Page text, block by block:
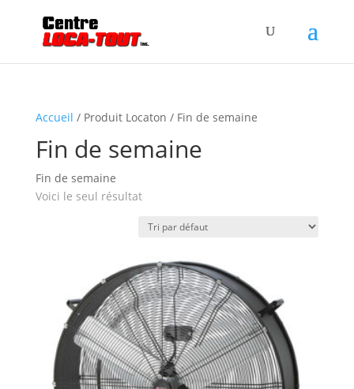
Accueil / Produit Locaton / Fin de semaine
Fin de semaine
Fin de semaine
Voici le seul résultat